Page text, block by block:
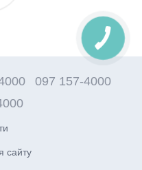
097 157-4000
сайту